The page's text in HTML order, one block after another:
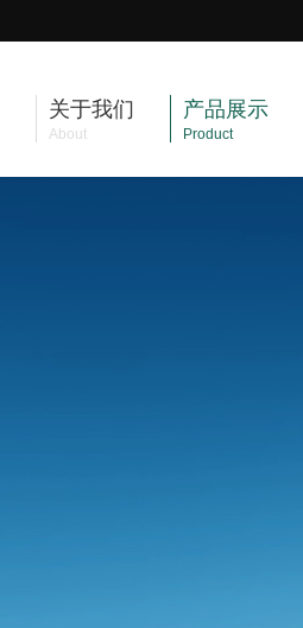
关于我们
About
产品展示
Product